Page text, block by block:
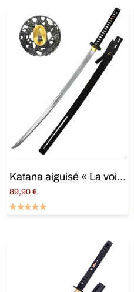
Katana aiguisé « La voie de l’ombre »
89,90 €
Lire la suite